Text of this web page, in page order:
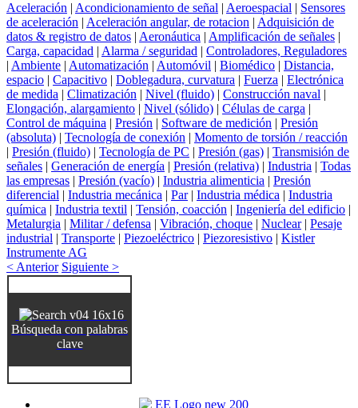
Aceleración | Acondicionamiento de señal | Aeroespacial | Sensores
de aceleración | Aceleración angular, de rotacion | Adquisición de
datos & registro de datos | Aeronáutica | Amplificación de señales |
Carga, capacidad | Alarma / seguridad | Controladores, Reguladores
| Ambiente | Automatización | Automóvil | Biomédico | Distancia,
espacio | Capacitivo | Doblegadura, curvatura | Fuerza | Electrónica
de medida | Climatización | Nivel (fluido) | Construcción naval |
Elongación, alargamiento | Nivel (sólido) | Células de carga |
Control de máquina | Presión | Software de medición | Presión
(absoluta) | Tecnología de conexión | Momento de torsión / reacción
| Presión (fluido) | Tecnología de PC | Presión (gas) | Transmisión de
señales | Generación de energía | Presión (relativa) | Industria | Todas
las empresas | Presión (vacío) | Industria alimenticia | Presión
diferencial | Industria mecánica | Par| Industria médica | Industria
química | Industria textil | Tensión, coacción | Ingeniería del edificio |
Metalurgia | Militar / defensa | Vibración, choque | Nuclear| Pesaje
industrial | Transporte | Piezoeléctrico | Piezoresistivo | Kistler
Instrumente AG
< Anterior Siguiente >
Búsqueda con palabras
clave